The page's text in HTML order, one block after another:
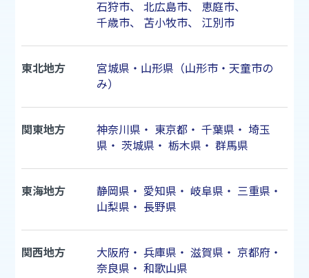
石狩市、 北広島市、 恵庭市、
千歳市、 苫小牧市、 江別市
東北地方
宮城県・山形県（山形市・天童市の
み）
関東地方 神奈川県 ・ 東京都・ 千葉県 ・ 埼玉
県 ・ 茨城県 ・ 栃木県 ・ 群馬県
東海地方 静岡県 ・ 愛知県 ・ 岐阜県 ・ 三重県 ・
山梨県 ・ 長野県
関西地方 大阪府 ・ 兵庫県 ・ 滋賀県 ・ 京都府 ・
奈良県 ・ 和歌山県